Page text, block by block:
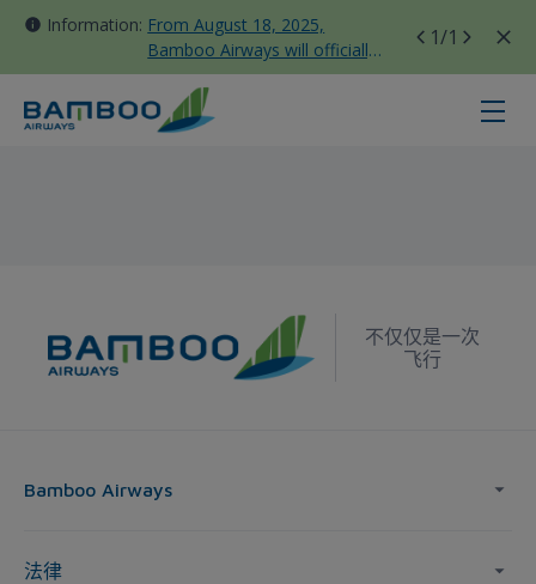
Information: From August 18, 2025,
Bamboo Airways will officially
move all domestic flights to
Tan Son Nhat Terminal T3
1/1
不仅仅是一次
飞行
Bamboo Airways
法律